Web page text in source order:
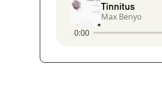
Tinnitus
Max Benyo
0:00